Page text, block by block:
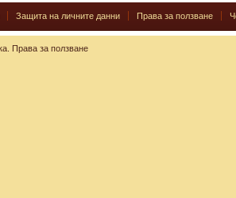
Защита на личните данни Права за ползване
Права за ползване